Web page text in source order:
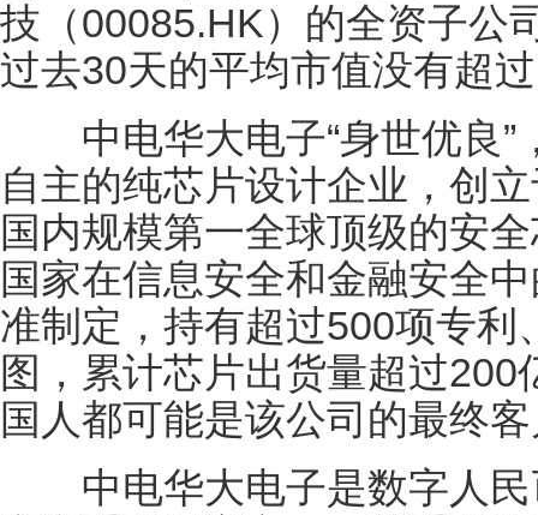
技（00085.HK）的全资子公
过去30天的平均市值没有超
中电华大电子“身世优良”
自主的纯芯片设计企业，创
国内规模第一全球顶级的安
国家在信息安全和金融安全
准制定，持有超过500项专利
图，累计芯片出货量超过
国人都可能是该公司的最终
中电华大电子是数字人民